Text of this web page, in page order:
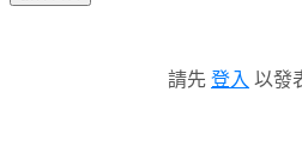
請先 登入 以發